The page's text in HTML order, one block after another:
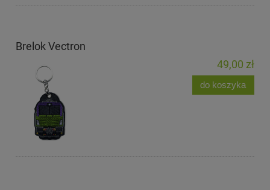
Brelok Vectron
49,00 zł
do koszyka